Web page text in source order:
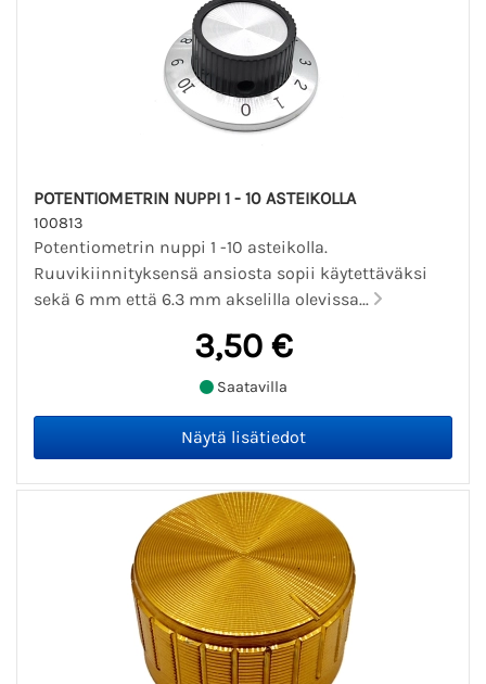
POTENTIOMETRIN NUPPI 1 - 10 ASTEIKOLLA
100813
Potentiometrin nuppi 1 -10 asteikolla.
Ruuvikiinnityksensä ansiosta sopii käytettäväksi
sekä 6 mm että 6.3 mm akselilla olevissa...
3,50 €
Saatavilla